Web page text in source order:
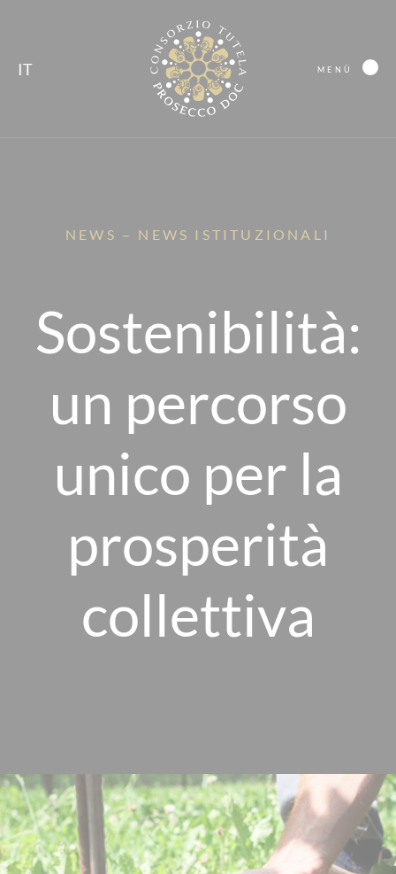
IT MENÙ
NEWS – NEWS ISTITUZIONALI
Sostenibilità:
un percorso
unico per la
prosperità
collettiva